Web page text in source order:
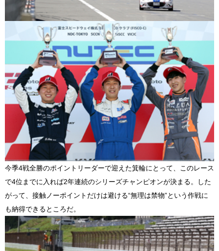
今季4戦全勝のポイントリーダーで迎えた箕輪にとって、このレース
で4位までに入れば2年連続のシリーズチャンピオンが決まる。した
がって、接触ノーポイントだけは避ける“無理は禁物”という作戦に
も納得できるところだ。